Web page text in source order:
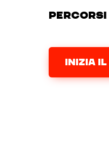
Percorsi
INIZIA